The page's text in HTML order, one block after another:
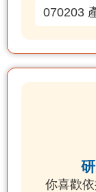
070203
你喜歡